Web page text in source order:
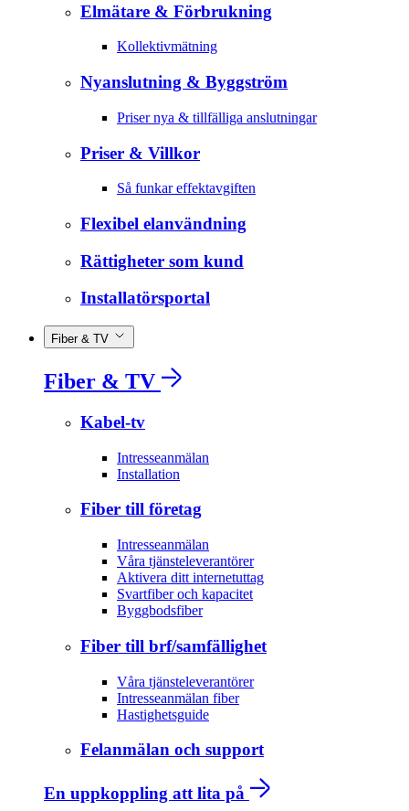
Elmätare & Förbrukning
Kollektivmätning
Nyanslutning & Byggström
Priser nya & tillfälliga anslutningar
Priser & Villkor
Så funkar effektavgiften
Flexibel elanvändning
Rättigheter som kund
Installatörsportal
Fiber & TV
Fiber & TV
Kabel-tv
Intresseanmälan
Installation
Fiber till företag
Intresseanmälan
Våra tjänsteleverantörer
Aktivera ditt internetuttag
Svartfiber och kapacitet
Byggbodsfiber
Fiber till brf/samfällighet
Våra tjänsteleverantörer
Intresseanmälan fiber
Hastighetsguide
Felanmälan och support
En uppkoppling att lita på